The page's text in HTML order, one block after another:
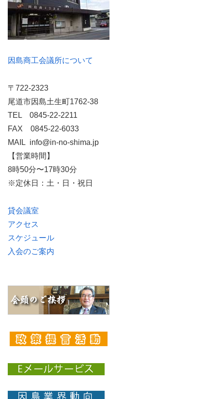
因島商工会議所について
〒722-2323
尾道市因島土生町1762-38
TEL 0845-22-2211
FAX 0845-22-6033
MAIL info@in-no-shima.jp
【営業時間】
8時50分〜17時30分
※定休日：土・日・祝日
貸会議室
アクセス
スケジュール
入会のご案内